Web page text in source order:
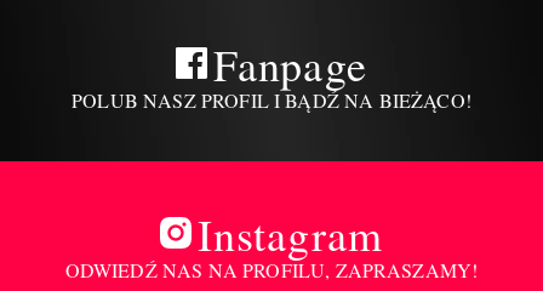
Fanpage
POLUB NASZ PROFIL I BĄDŹ NA BIEŻĄCO!
Instagram
ODWIEDŹ NAS NA PROFILU, ZAPRASZAMY!